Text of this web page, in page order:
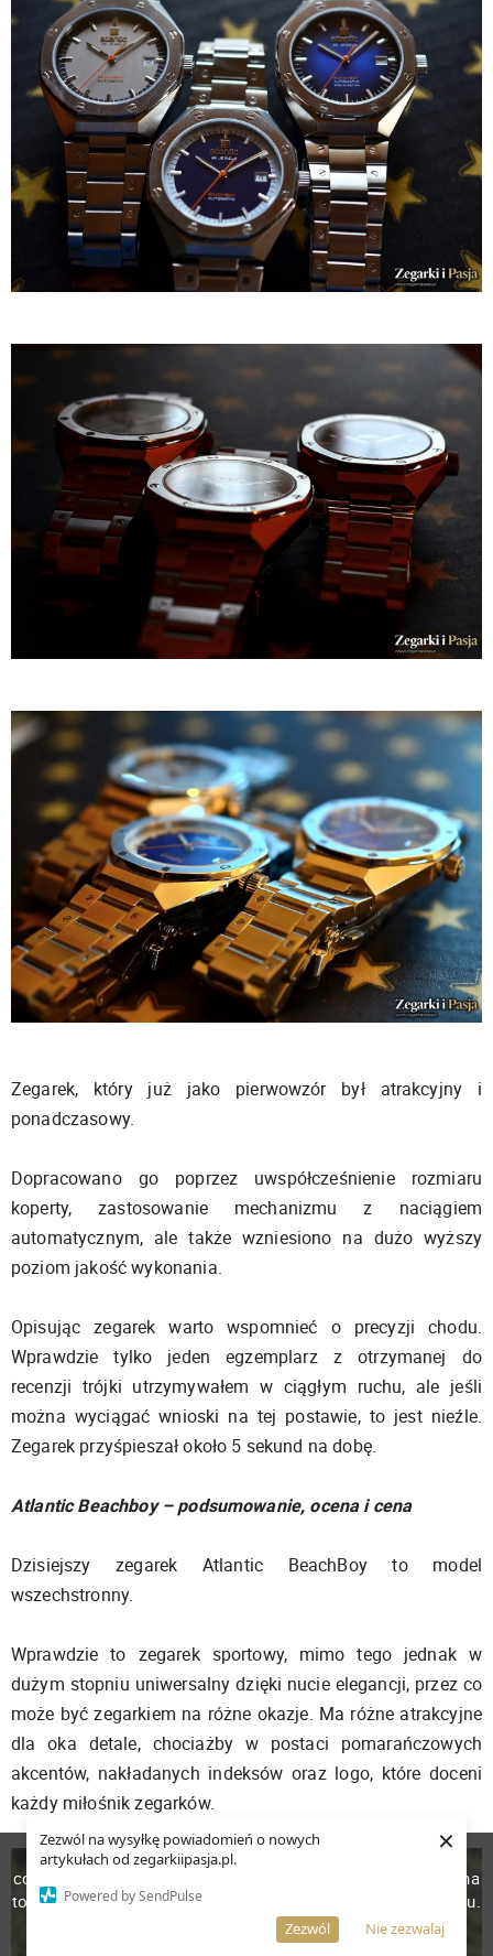
Zezwól na wysyłkę powiadomień o nowych
artykułach od zegarkiipasja.pl.
Powered by SendPulse
Nie zezwalaj
Zezwól
×
Zegarek, który już jako pierwowzór był atrakcyjny i
ponadczasowy.
Dopracowano go poprzez uwspółcześnienie rozmiaru
koperty, zastosowanie mechanizmu z naciągiem
automatycznym, ale także wzniesiono na dużo wyższy
poziom jakość wykonania.
Opisując zegarek warto wspomnieć o precyzji chodu.
Wprawdzie tylko jeden egzemplarz z otrzymanej do
recenzji trójki utrzymywałem w ciągłym ruchu, ale jeśli
można wyciągać wnioski na tej postawie, to jest nieźle.
Zegarek przyśpieszał około 5 sekund na dobę.
Atlantic Beachboy – podsumowanie, ocena i cena
Dzisiejszy zegarek Atlantic BeachBoy to model
wszechstronny.
Wprawdzie to zegarek sportowy, mimo tego jednak w
dużym stopniu uniwersalny dzięki nucie elegancji, przez co
może być zegarkiem na różne okazje. Ma różne atrakcyjne
dla oka detale, chociażby w postaci pomarańczowych
akcentów, nakładanych indeksów oraz logo, które doceni
każdy miłośnik zegarków.
W celu poprawienia jakości usług korzystamy z plików
cookies. Pozostanie na stronie oznacza, iż wyrażasz zgodę na
to, że pliki cookies będą przechowywane w Twoim urządzeniu.
Więcej informacji